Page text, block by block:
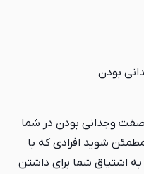
بودن
وجدانی بودن در شما
شوید افرادی که با
اشتیاق شما برای داشتن